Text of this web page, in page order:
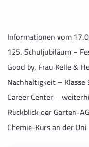
Informationen vom
125. Schuljubiläum –
Good by, Frau Kelle &
Nachhaltigkeit – Klasse
Career Center –
Rückblick der Garten-AG
Chemie-Kurs an der Uni